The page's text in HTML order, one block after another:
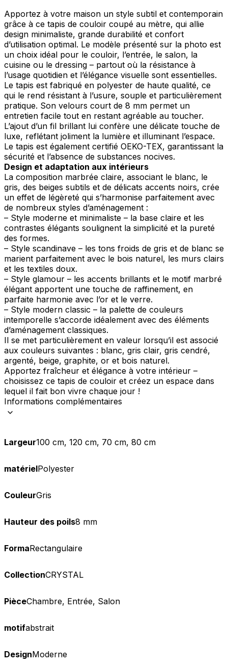
Apportez à votre maison un style subtil et contemporain
grâce à ce tapis de couloir coupé au mètre, qui allie
design minimaliste, grande durabilité et confort
d’utilisation optimal. Le modèle présenté sur la photo est
un choix idéal pour le couloir, l’entrée, le salon, la
cuisine ou le dressing – partout où la résistance à
l’usage quotidien et l’élégance visuelle sont essentielles.
Le tapis est fabriqué en polyester de haute qualité, ce
qui le rend résistant à l’usure, souple et particulièrement
pratique. Son velours court de 8 mm permet un
entretien facile tout en restant agréable au toucher.
L’ajout d’un fil brillant lui confère une délicate touche de
luxe, reflétant joliment la lumière et illuminant l’espace.
Le tapis est également certifié OEKO-TEX, garantissant la
sécurité et l’absence de substances nocives.
Design et adaptation aux intérieurs
La composition marbrée claire, associant le blanc, le
gris, des beiges subtils et de délicats accents noirs, crée
un effet de légèreté qui s’harmonise parfaitement avec
de nombreux styles d’aménagement :
– Style moderne et minimaliste – la base claire et les
contrastes élégants soulignent la simplicité et la pureté
des formes.
– Style scandinave – les tons froids de gris et de blanc se
marient parfaitement avec le bois naturel, les murs clairs
et les textiles doux.
– Style glamour – les accents brillants et le motif marbré
élégant apportent une touche de raffinement, en
parfaite harmonie avec l’or et le verre.
– Style modern classic – la palette de couleurs
intemporelle s’accorde idéalement avec des éléments
d’aménagement classiques.
Il se met particulièrement en valeur lorsqu’il est associé
aux couleurs suivantes : blanc, gris clair, gris cendré,
argenté, beige, graphite, or et bois naturel.
Apportez fraîcheur et élégance à votre intérieur –
choisissez ce tapis de couloir et créez un espace dans
lequel il fait bon vivre chaque jour !
Informations complémentaires
Largeur100 cm, 120 cm, 70 cm, 80 cm
matérielPolyester
CouleurGris
Hauteur des poils8 mm
FormaRectangulaire
CollectionCRYSTAL
PièceChambre, Entrée, Salon
motifabstrait
DesignModerne